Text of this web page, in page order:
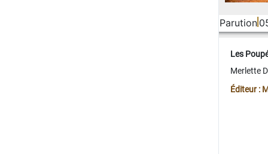
Parution
Les
Merlette
Éditeur :